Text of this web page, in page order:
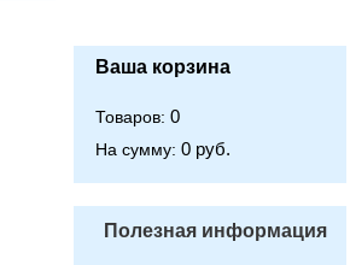
Ваша корзина
Товаров: 0
На сумму: 0 руб.
Полезная информация